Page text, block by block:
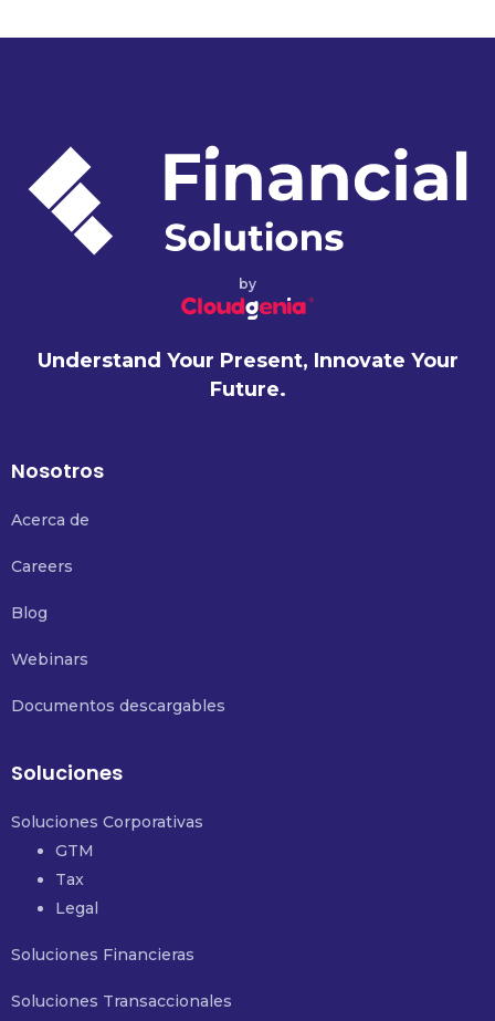
by
Understand Your Present, Innovate Your
Future.
Nosotros
Acerca de
Careers
Blog
Webinars
Documentos descargables
Soluciones
Soluciones Corporativas
GTM
Tax
Legal
Soluciones Financieras
Soluciones Transaccionales